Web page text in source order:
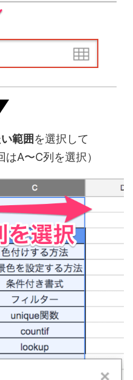
範囲 を選択して
はA〜C列を選択）